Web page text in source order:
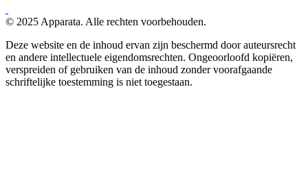
© 2025 Apparata. Alle rechten voorbehouden.
Deze website en de inhoud ervan zijn beschermd door auteursrecht
en andere intellectuele eigendomsrechten. Ongeoorloofd kopiëren,
verspreiden of gebruiken van de inhoud zonder voorafgaande
schriftelijke toestemming is niet toegestaan.